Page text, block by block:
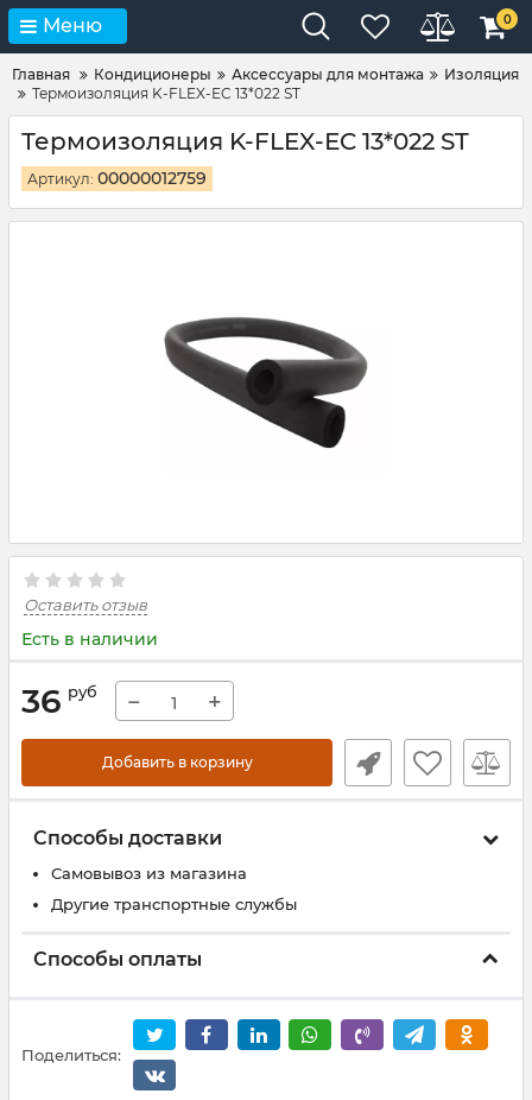
Меню 0
Главная Кондиционеры Аксессуары для монтажа
Изоляция
Термоизоляция K-FLEX-ЕC 13*022 ST
Термоизоляция K-FLEX-ЕC 13*022 ST
Артикул: 00000012759
Оставить отзыв
Есть в наличии
36 руб − +
Добавить в корзину
Способы доставки
Самовывоз из магазина
Другие транспортные службы
Способы оплаты
Поделиться: